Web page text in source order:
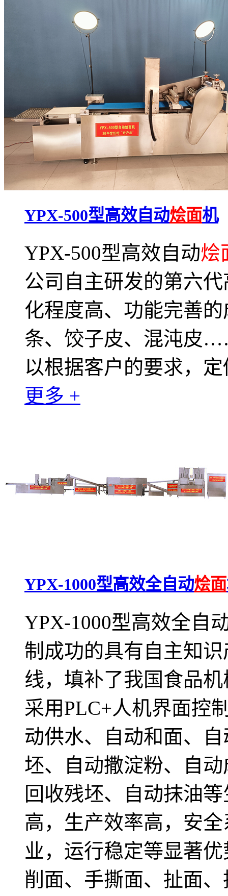
YPX-500型高效自动烩面机
YPX-500型高效自动烩
公司自主研发的第六
化程度高、功能完善
条、饺子皮、混沌皮
以根据客户的要求，
更多 +
YPX-1000型高效全自动烩面
YPX-1000型高效全自
制成功的具有自主知
线，填补了我国食品
采用PLC+人机界面控
动供水、自动和面、
坯、自动撒淀粉、自
回收残坯、自动抹油
高，生产效率高，安
业，运行稳定等显著
削面、手撕面、扯面